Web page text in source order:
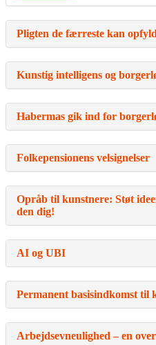
Pligten de færreste kan
Kunstig intelligens og
Habermas gik ind for
Folkepensionens velsignelser
Opråb til kunstnere: Støt
den dig!
AI og UBI
Permanent basisindkomst til
Arbejdsevneulighed – en